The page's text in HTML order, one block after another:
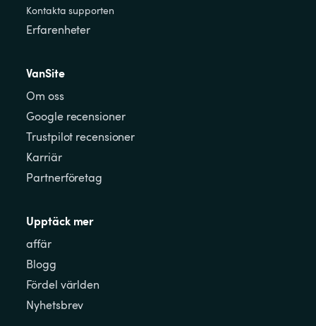
Kontakta supporten
Erfarenheter
VanSite
Om oss
Google recensioner
Trustpilot recensioner
Karriär
Partnerföretag
Upptäck mer
affär
Blogg
Fördel världen
Nyhetsbrev